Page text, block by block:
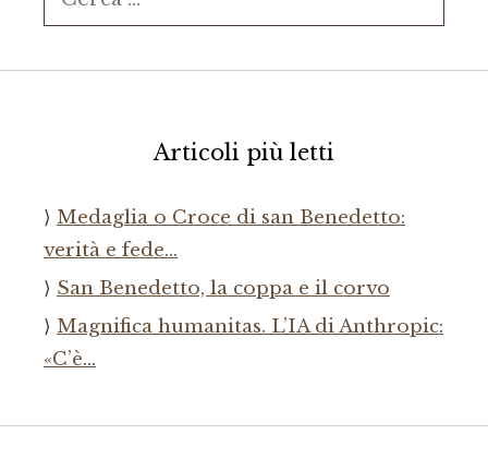
per:
Articoli più letti
Medaglia o Croce di san Benedetto:
verità e fede…
San Benedetto, la coppa e il corvo
Magnifica humanitas. L’IA di Anthropic:
«C’è…